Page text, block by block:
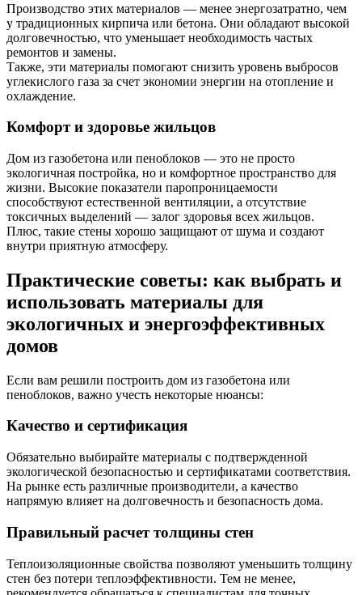
Производство этих материалов — менее энергозатратно, чем
у традиционных кирпича или бетона. Они обладают высокой
долговечностью, что уменьшает необходимость частых
ремонтов и замены.
Также, эти материалы помогают снизить уровень выбросов
углекислого газа за счет экономии энергии на отопление и
охлаждение.
Комфорт и здоровье жильцов
Дом из газобетона или пеноблоков — это не просто
экологичная постройка, но и комфортное пространство для
жизни. Высокие показатели паропроницаемости
способствуют естественной вентиляции, а отсутствие
токсичных выделений — залог здоровья всех жильцов.
Плюс, такие стены хорошо защищают от шума и создают
внутри приятную атмосферу.
Практические советы: как выбрать и
использовать материалы для
экологичных и энергоэффективных
домов
Если вам решили построить дом из газобетона или
пеноблоков, важно учесть некоторые нюансы:
Качество и сертификация
Обязательно выбирайте материалы с подтвержденной
экологической безопасностью и сертификатами соответствия.
На рынке есть различные производители, а качество
напрямую влияет на долговечность и безопасность дома.
Правильный расчет толщины стен
Теплоизоляционные свойства позволяют уменьшить толщину
стен без потери теплоэффективности. Тем не менее,